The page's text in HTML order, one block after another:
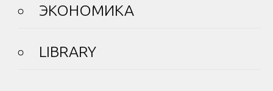
ЭКОНОМИКА
LIBRARY